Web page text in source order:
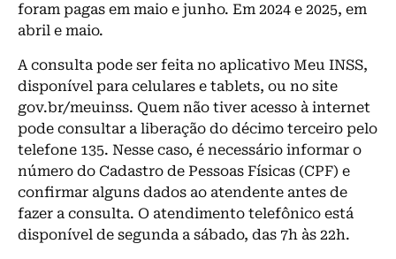
foram pagas em maio e junho. Em 2024 e 2025, em
abril e maio.
A consulta pode ser feita no aplicativo Meu INSS,
disponível para celulares e tablets, ou no site
gov.br/meuinss. Quem não tiver acesso à internet
pode consultar a liberação do décimo terceiro pelo
telefone 135. Nesse caso, é necessário informar o
número do Cadastro de Pessoas Físicas (CPF) e
confirmar alguns dados ao atendente antes de
fazer a consulta. O atendimento telefônico está
disponível de segunda a sábado, das 7h às 22h.